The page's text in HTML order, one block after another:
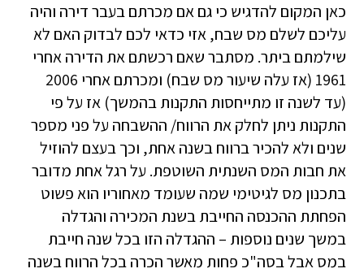
כאן המקום להדגיש כי גם אם מכרתם בעבר דירה והיה
עליכם לשלם מס שבח, אזי כדאי לכם לבדוק האם לא
שילמתם ביתר. מסתבר שאם רכשתם את הדירה אחרי
1961 (אז עלה שיעור מס שבח) ומכרתם אחרי 2006
(עד לשנה זו מתייחסות התקנות בהמשך) אז על פי
התקנות ניתן לחלק את הרווח/ ההשבחה על פני מספר
שנים ולא להכיר ברווח בשנה אחת, וכך בעצם להוזיל
את חבות המס השנתית השוטפת. על רגל אחת מדובר
בתכנון מס לגיטימי שמה שעומד מאחוריו הוא פשוט
הפחתת ההכנסה החייבת בשנת המכירה והגדלה
במשך שנים נוספות – ההגדלה הזו בכל שנה חייבת
במס אבל בסה"כ פחות מאשר הכרה בכל הרווח בשנה